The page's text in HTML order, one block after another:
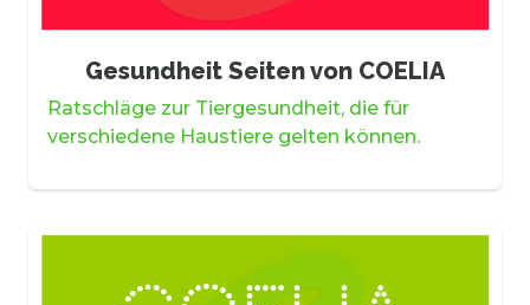
Gesundheit Seiten von COELIA
Ratschläge zur Tiergesundheit, die für
verschiedene Haustiere gelten können.